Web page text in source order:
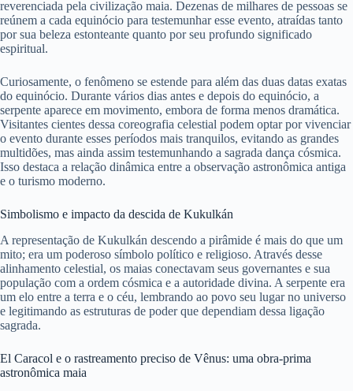
reverenciada pela civilização maia. Dezenas de milhares de pessoas se
reúnem a cada equinócio para testemunhar esse evento, atraídas tanto
por sua beleza estonteante quanto por seu profundo significado
espiritual.
Curiosamente, o fenômeno se estende para além das duas datas exatas
do equinócio. Durante vários dias antes e depois do equinócio, a
serpente aparece em movimento, embora de forma menos dramática.
Visitantes cientes dessa coreografia celestial podem optar por vivenciar
o evento durante esses períodos mais tranquilos, evitando as grandes
multidões, mas ainda assim testemunhando a sagrada dança cósmica.
Isso destaca a relação dinâmica entre a observação astronômica antiga
e o turismo moderno.
Simbolismo e impacto da descida de Kukulkán
A representação de Kukulkán descendo a pirâmide é mais do que um
mito; era um poderoso símbolo político e religioso. Através desse
alinhamento celestial, os maias conectavam seus governantes e sua
população com a ordem cósmica e a autoridade divina. A serpente era
um elo entre a terra e o céu, lembrando ao povo seu lugar no universo
e legitimando as estruturas de poder que dependiam dessa ligação
sagrada.
El Caracol e o rastreamento preciso de Vênus: uma obra-prima
astronômica maia